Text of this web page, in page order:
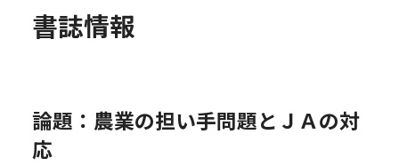
書誌情報
論題：農業の担い手問題とＪＡの対
応